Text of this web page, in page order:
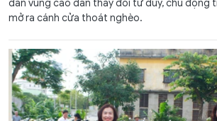
dân vùng cao dần thay đổi tư duy, chủ động
mở ra cánh cửa thoát nghèo.